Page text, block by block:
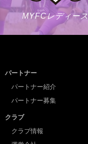
MYFCレディース
パートナー
パートナー紹介
パートナー募集
クラブ
クラブ情報